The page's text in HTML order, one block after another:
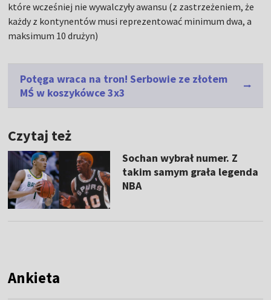
które wcześniej nie wywalczyły awansu (z zastrzeżeniem, że
każdy z kontynentów musi reprezentować minimum dwa, a
maksimum 10 drużyn)
Potęga wraca na tron! Serbowie ze złotem
MŚ w koszykówce 3x3
Czytaj też
Sochan wybrał numer. Z
takim samym grała legenda
NBA
Ankieta